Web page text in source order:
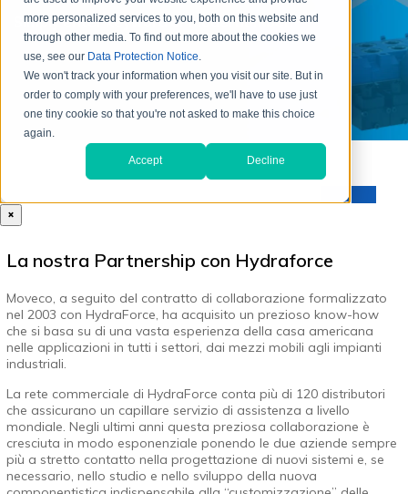
×
La nostra Partnership con Hydraforce
Moveco, a seguito del contratto di collaborazione formalizzato
nel 2003 con HydraForce, ha acquisito un prezioso know-how
che si basa su di una vasta esperienza della casa americana
nelle applicazioni in tutti i settori, dai mezzi mobili agli impianti
industriali.
La rete commerciale di HydraForce conta più di 120 distributori
che assicurano un capillare servizio di assistenza a livello
mondiale. Negli ultimi anni questa preziosa collaborazione è
cresciuta in modo esponenziale ponendo le due aziende sempre
più a stretto contatto nella progettazione di nuovi sistemi e, se
necessario, nello studio e nello sviluppo della nuova